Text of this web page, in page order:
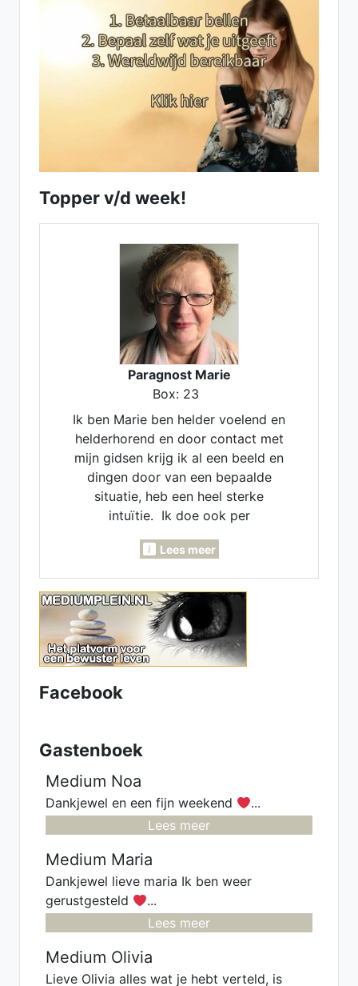
Topper v/d week!
Paragnost Marie
Box: 23
Ik ben Marie ben helder voelend en
helderhorend en door contact met
mijn gidsen krijg ik al een beeld en
dingen door van een bepaalde
situatie, heb een heel sterke
intuïtie. Ik doe ook per
kan voor je pendelen, invoelen,
inzichtkaarten voor je leggen. Ook
voor verleden - heden en
toekomst. Heb een luisterend oor.
samen komen we er wel uit.
Lees meer
Facebook
Gastenboek
Medium Noa
Dankjewel en een fijn weekend
...
Lees meer
Medium Maria
Dankjewel lieve maria Ik ben weer
gerustgesteld
...
Lees meer
Medium Olivia
Lieve Olivia alles wat je hebt verteld, is